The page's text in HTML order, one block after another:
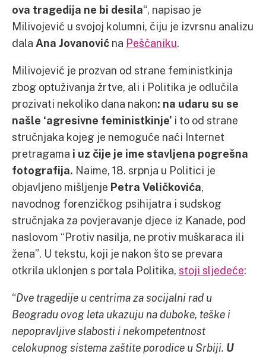
ova tragedija ne bi desila“, napisao je
Milivojević u svojoj kolumni, čiju je izvrsnu analizu
dala Ana Jovanović na Peščaniku.
Milivojević je prozvan od strane feministkinja
zbog optuživanja žrtve, ali i Politika je odlučila
prozivati nekoliko dana nakon: na udaru su se
našle ‘agresivne feministkinje’ i to od strane
stručnjaka kojeg je nemoguće naći Internet
pretragama i uz čije je ime stavljena pogrešna
fotografija. Naime, 18. srpnja u Politici je
objavljeno mišljenje Petra Veličkovića,
navodnog forenzičkog psihijatra i sudskog
stručnjaka za povjeravanje djece iz Kanade, pod
naslovom “Protiv nasilja, ne protiv muškaraca ili
žena”. U tekstu, koji je nakon što se prevara
otkrila uklonjen s portala Politika, stoji sljedeće:
“Dve tragedije u centrima za socijalni rad u
Beogradu ovog leta ukazuju na duboke, teške i
nepopravljive slabosti i nekompetentnost
celokupnog sistema zaštite porodice u Srbiji. U